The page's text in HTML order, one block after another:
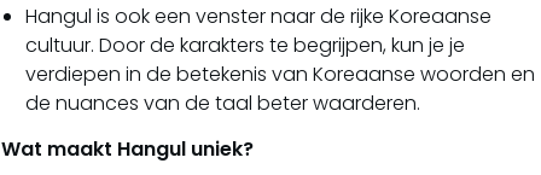
Hangul is ook een venster naar de rijke Koreaanse
cultuur. Door de karakters te begrijpen, kun je je
verdiepen in de betekenis van Koreaanse woorden en
de nuances van de taal beter waarderen.
Wat maakt Hangul uniek?